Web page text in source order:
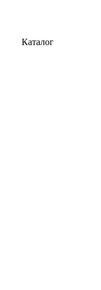
Каталог